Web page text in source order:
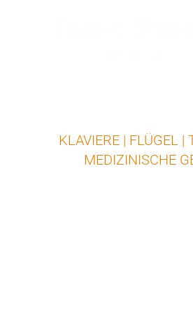
KLAVIERE | FLÜGEL |
MEDIZINISCHE